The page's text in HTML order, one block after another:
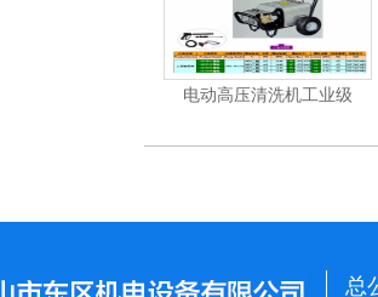
电动高压清洗机工业级
总